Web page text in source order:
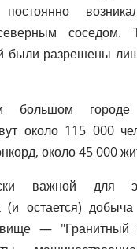
соседом.
были разрешены
городе
около 115 000
около 45 000
важной для
остается) добыча
— "Гранитный